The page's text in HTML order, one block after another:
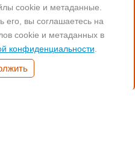
cookie и метаданные.
его, вы соглашаетесь на
cookie и метаданных в
конфиденциальности